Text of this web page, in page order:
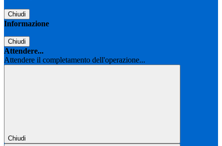
Chiudi
Informazione
Chiudi
Attendere...
Attendere il completamento dell'operazione...
Chiudi